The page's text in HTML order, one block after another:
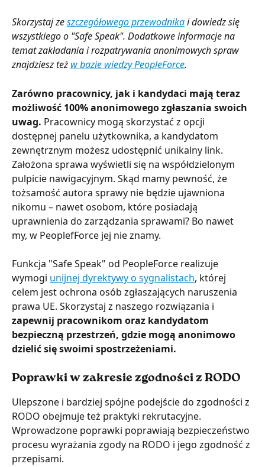
Skorzystaj ze szczegółowego przewodnika i dowiedz się
wszystkiego o "Safe Speak". Dodatkowe informacje na
temat zakładania i rozpatrywania anonimowych spraw
znajdziesz też w bazie wiedzy PeopleForce.
Zarówno pracownicy, jak i kandydaci mają teraz
możliwość 100% anonimowego zgłaszania swoich
uwag. Pracownicy mogą skorzystać z opcji
dostępnej panelu użytkownika, a kandydatom
zewnętrznym możesz udostępnić unikalny link.
Założona sprawa wyświetli się na współdzielonym
pulpicie nawigacyjnym. Skąd mamy pewność, że
tożsamość autora sprawy nie będzie ujawniona
nikomu – nawet osobom, które posiadają
uprawnienia do zarządzania sprawami? Bo nawet
my, w PeoplefForce jej nie znamy.
Funkcja "Safe Speak" od PeopleForce realizuje
wymogi unijnej dyrektywy o sygnalistach, której
celem jest ochrona osób zgłaszających naruszenia
prawa UE. Skorzystaj z naszego rozwiązania i
zapewnij pracownikom oraz kandydatom
bezpieczną przestrzeń, gdzie mogą anonimowo
dzielić się swoimi spostrzeżeniami.
Poprawki w zakresie zgodności z RODO
Ulepszone i bardziej spójne podejście do zgodności z
RODO obejmuje też praktyki rekrutacyjne.
Wprowadzone poprawki poprawiają bezpieczeństwo
procesu wyrażania zgody na RODO i jego zgodność z
przepisami.